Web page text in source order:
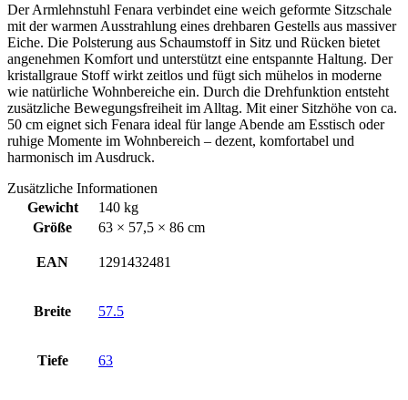
Der Armlehnstuhl Fenara verbindet eine weich geformte Sitzschale
mit der warmen Ausstrahlung eines drehbaren Gestells aus massiver
Eiche. Die Polsterung aus Schaumstoff in Sitz und Rücken bietet
angenehmen Komfort und unterstützt eine entspannte Haltung. Der
kristallgraue Stoff wirkt zeitlos und fügt sich mühelos in moderne
wie natürliche Wohnbereiche ein. Durch die Drehfunktion entsteht
zusätzliche Bewegungsfreiheit im Alltag. Mit einer Sitzhöhe von ca.
50 cm eignet sich Fenara ideal für lange Abende am Esstisch oder
ruhige Momente im Wohnbereich – dezent, komfortabel und
harmonisch im Ausdruck.
Zusätzliche Informationen
Gewicht
140 kg
Größe
63 × 57,5 × 86 cm
EAN 1291432481
Breite 57.5
Tiefe 63